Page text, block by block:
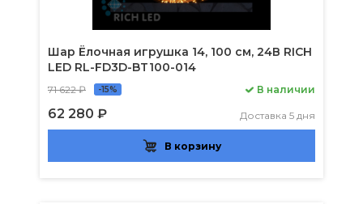
Шар Ёлочная игрушка 14, 100 см, 24В RICH
LED RL-FD3D-BT100-014
71 622 ₽ -15%
62 280 ₽
В наличии
Доставка 5 дня
В корзину